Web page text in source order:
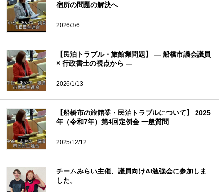
宿所の問題の解決へ
2026/3/6
【民泊トラブル・旅館業問題】 ― 船橋市議会議員
× 行政書士の視点から ―
2026/1/13
【船橋市の旅館業・民泊トラブルについて】 2025
年（令和7年）第4回定例会 一般質問
2025/12/12
チームみらい主催、議員向けAI勉強会に参加しま
した。